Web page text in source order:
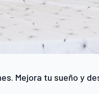
Mejora tu sueño y